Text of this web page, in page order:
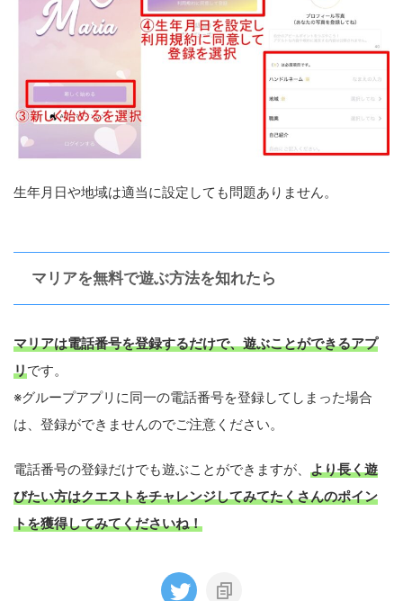
生年月日や地域は適当に設定しても問題ありません。
マリアを無料で遊ぶ方法を知れたら
マリアは電話番号を登録するだけで、遊ぶことができるアプ
リです。
※グループアプリに同一の電話番号を登録してしまった場合
は、登録ができませんのでご注意ください。
電話番号の登録だけでも遊ぶことができますが、 より長く遊
びたい方はクエストをチャレンジしてみてたくさんのポイン
トを獲得してみてくださいね！